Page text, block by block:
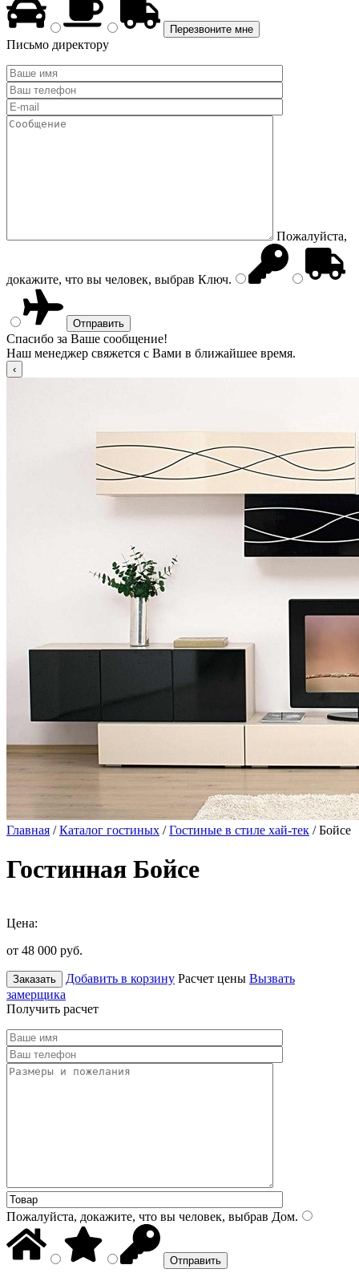
Письмо директору
Пожалуйста,
докажите, что вы человек, выбрав Ключ.
Спасибо за Ваше сообщение!
Наш менеджер свяжется с Вами в ближайшее время.
Главная /Каталог гостиных /Гостиные в стиле хай-тек / Бойсе
Гостинная Бойсе
Цена:
от 48 000 руб.
Заказать Добавить в корзину Расчет цены Вызвать
замерщика
Получить расчет
Пожалуйста, докажите, что вы человек, выбрав Дом.